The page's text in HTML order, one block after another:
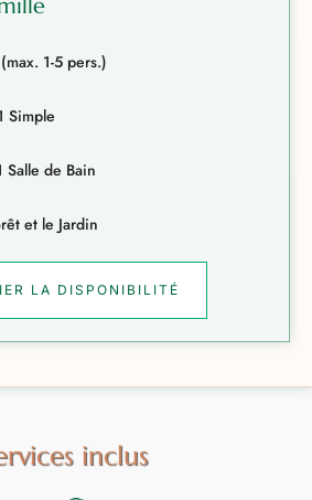
1-5 pers.)
Simple
Salle de Bain
et le Jardin
LA DISPONIBILITÉ
inclus